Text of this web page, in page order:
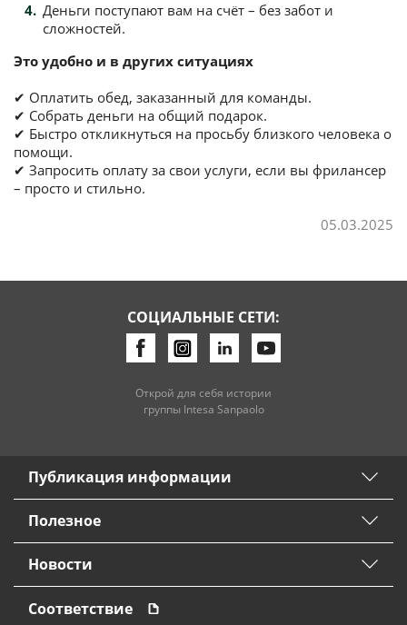
Деньги поступают вам на счёт – без забот и
сложностей.
Это удобно и в других ситуациях
✔ Оплатить обед, заказанный для команды.
✔ Собрать деньги на общий подарок.
✔ Быстро откликнуться на просьбу близкого человека о
помощи.
✔ Запросить оплату за свои услуги, если вы фрилансер
– просто и стильно.
05.03.2025
СОЦИАЛЬНЫЕ СЕТИ:
Открой для себя истории
группы Intesa Sanpaolo
Публикация информации
Полезное
Новости
Соответствие